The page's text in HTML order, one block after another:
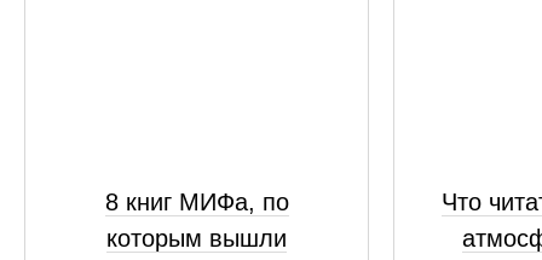
8 книг МИФа, по
которым вышли
Что